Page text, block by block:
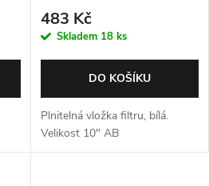
483 Kč
Skladem 18 ks
DO KOŠÍKU
Plnitelná vložka filtru, bílá.
Velikost 10" AB